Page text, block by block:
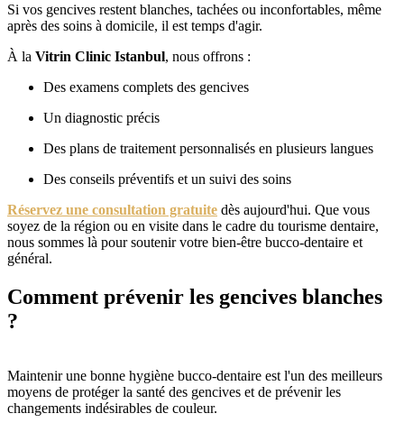
Si vos gencives restent blanches, tachées ou inconfortables, même
après des soins à domicile, il est temps d'agir.
À la Vitrin Clinic Istanbul, nous offrons :
Des examens complets des gencives
Un diagnostic précis
Des plans de traitement personnalisés en plusieurs langues
Des conseils préventifs et un suivi des soins
Réservez une consultation gratuite dès aujourd'hui. Que vous
soyez de la région ou en visite dans le cadre du tourisme dentaire,
nous sommes là pour soutenir votre bien-être bucco-dentaire et
général.
Comment prévenir les gencives blanches
?
Maintenir une bonne hygiène bucco-dentaire est l'un des meilleurs
moyens de protéger la santé des gencives et de prévenir les
changements indésirables de couleur.